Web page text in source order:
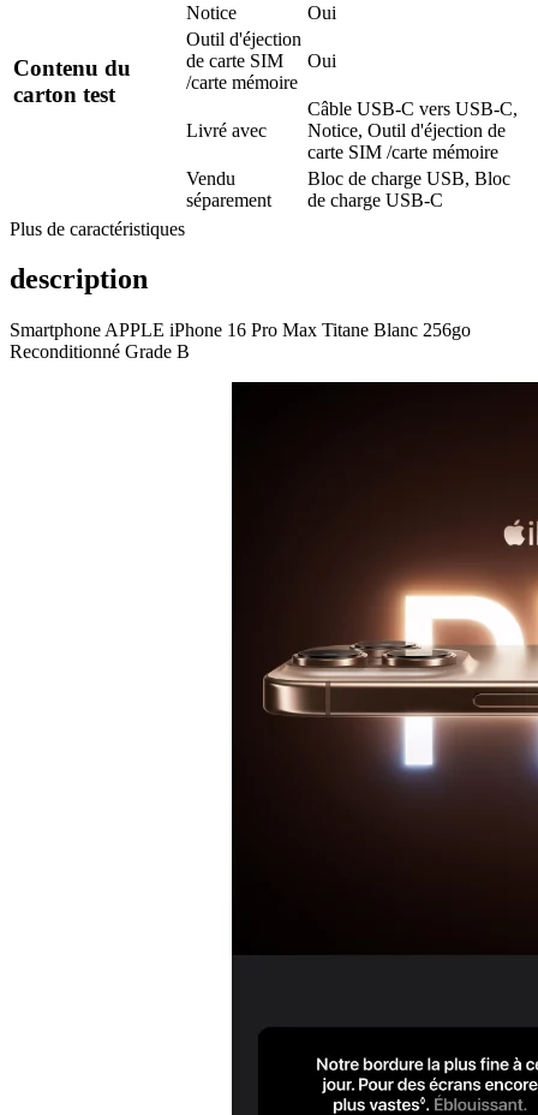
Contenu du
carton test
Notice
Oui
Outil d'éjection
de carte SIM
/carte mémoire
Oui
Livré avec
Câble USB-C vers USB-C,
Notice, Outil d'éjection de
carte SIM /carte mémoire
Vendu
séparement
Bloc de charge USB, Bloc
de charge USB-C
Plus de caractéristiques
description
Smartphone APPLE iPhone 16 Pro Max Titane Blanc 256go
Reconditionné Grade B